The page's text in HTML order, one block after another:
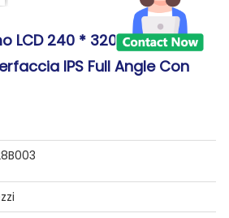
LCD 240 * 320
IPS Full Angle Con